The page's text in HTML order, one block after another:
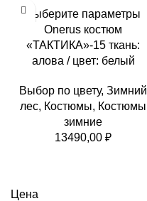
Цена
Выберите параметры
Onerus костюм
«ТАКТИКА»-15 ткань:
алова / цвет: белый
Выбор по цвету, Зимний
лес, Костюмы, Костюмы
зимние
13490,00 ₽